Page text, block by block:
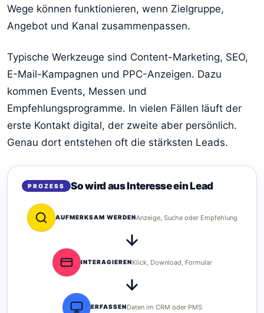
Wege können funktionieren, wenn Zielgruppe,
Angebot und Kanal zusammenpassen.
Typische Werkzeuge sind Content-Marketing, SEO,
E-Mail-Kampagnen und PPC-Anzeigen. Dazu
kommen Events, Messen und
Empfehlungsprogramme. In vielen Fällen läuft der
erste Kontakt digital, der zweite aber persönlich.
Genau dort entstehen oft die stärksten Leads.
PROZESS So wird aus Interesse ein Lead
AUFMERKSAM WERDENAnzeige, Suche oder Empfehlung
INTERAGIERENKlick, Download, Formular
ERFASSENDaten im CRM oder PMS